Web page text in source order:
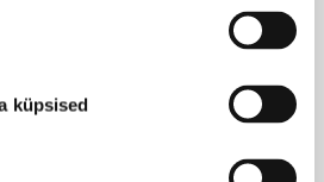
küpsised
kullaga 24H kreem 50ml